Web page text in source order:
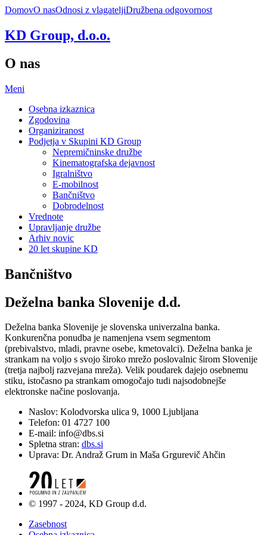
DomovO nasOdnosi z vlagateljiDružbena odgovornost
KD Group, d.o.o.
O nas
Meni
Osebna izkaznica
Zgodovina
Organiziranost
Podjetja v Skupini KD Group
Nepremičninske družbe
Kinematografska dejavnost
Igralništvo
E-mobilnost
Bančništvo
Dobrodelnost
Vrednote
Upravljanje družbe
Arhiv novic
20 let skupine KD
Bančništvo
Deželna banka Slovenije d.d.
Deželna banka Slovenije je slovenska univerzalna banka.
Konkurenčna ponudba je namenjena vsem segmentom
(prebivalstvo, mladi, pravne osebe, kmetovalci). Deželna banka je
strankam na voljo s svojo široko mrežo poslovalnic širom Slovenije
(tretja najbolj razvejana mreža). Velik poudarek dajejo osebnemu
stiku, istočasno pa strankam omogočajo tudi najsodobnejše
elektronske načine poslovanja.
Naslov: Kolodvorska ulica 9, 1000 Ljubljana
Telefon: 01 4727 100
E-mail: info@dbs.si
Spletna stran: dbs.si
Uprava: Dr. Andraž Grum in Maša Grgurevič Ahčin
© 1997 - 2024, KD Group d.d.
Zasebnost